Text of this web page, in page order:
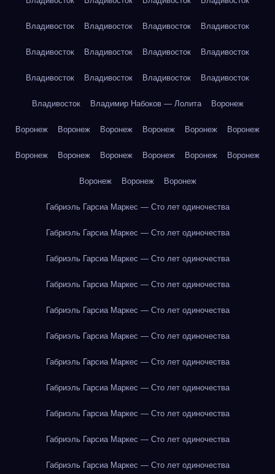
Владивосток Владивосток Владивосток Владивосток
Владивосток Владивосток Владивосток Владивосток
Владивосток Владивосток Владивосток Владивосток
Владивосток Владимир Набоков — Лолита Воронеж
Воронеж Воронеж Воронеж Воронеж Воронеж Воронеж
Воронеж Воронеж Воронеж Воронеж Воронеж Воронеж
Воронеж Воронеж Воронеж
Габриэль Гарсиа Маркес — Сто лет одиночества
Габриэль Гарсиа Маркес — Сто лет одиночества
Габриэль Гарсиа Маркес — Сто лет одиночества
Габриэль Гарсиа Маркес — Сто лет одиночества
Габриэль Гарсиа Маркес — Сто лет одиночества
Габриэль Гарсиа Маркес — Сто лет одиночества
Габриэль Гарсиа Маркес — Сто лет одиночества
Габриэль Гарсиа Маркес — Сто лет одиночества
Габриэль Гарсиа Маркес — Сто лет одиночества
Габриэль Гарсиа Маркес — Сто лет одиночества
Габриэль Гарсиа Маркес — Сто лет одиночества